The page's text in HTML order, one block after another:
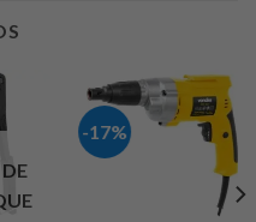
-17%